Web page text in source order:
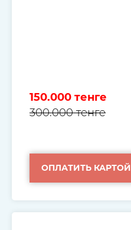
150.000 тенге
300.000 тенге
ОПЛАТИТЬ КАРТОЙ